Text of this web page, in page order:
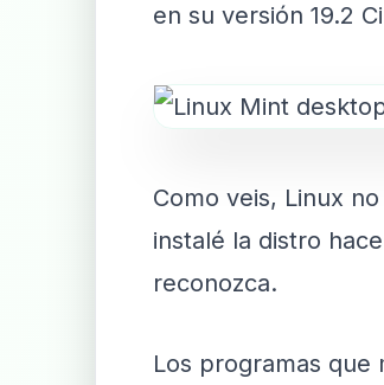
en su versión 19.2
Como veis, Linux
instalé la distro
reconozca.
Los programas que